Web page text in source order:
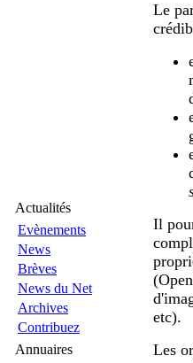
Actualités
Evènements
News
Brèves
News du Net
Archives
Contribuez
Annuaires
Le
Il
etc).
Les